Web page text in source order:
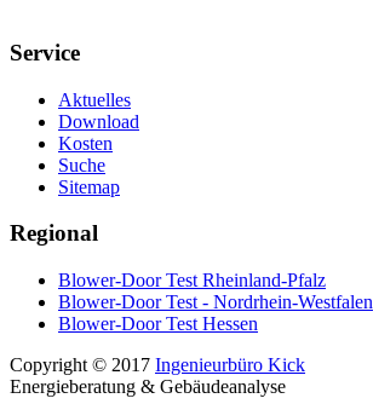
Service
Aktuelles
Download
Kosten
Suche
Sitemap
Regional
Blower-Door Test Rheinland-Pfalz
Blower-Door Test - Nordrhein-Westfalen
Blower-Door Test Hessen
Copyright © 2017 Ingenieurbüro Kick
Energieberatung & Gebäudeanalyse